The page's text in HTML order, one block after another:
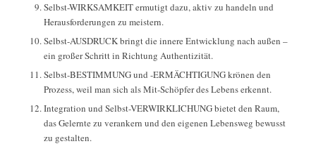
Selbst-WIRKSAMKEIT ermutigt dazu, aktiv zu handeln und
Herausforderungen zu meistern.
Selbst-AUSDRUCK bringt die innere Entwicklung nach außen –
ein großer Schritt in Richtung Authentizität.
Selbst-BESTIMMUNG und -ERMÄCHTIGUNG krönen den
Prozess, weil man sich als Mit-Schöpfer des Lebens erkennt.
Integration und Selbst-VERWIRKLICHUNG bietet den Raum,
das Gelernte zu verankern und den eigenen Lebensweg bewusst
zu gestalten.